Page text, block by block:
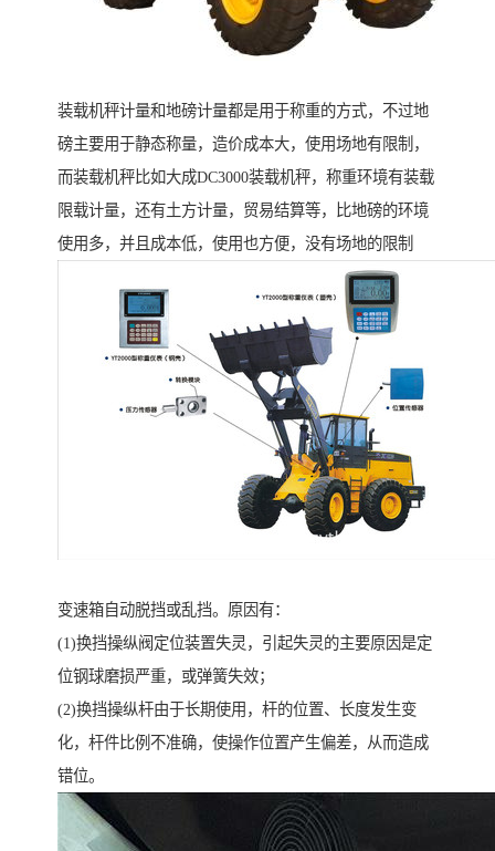
装载机秤计量和地磅计量都是用于称重的方式，不过地
磅主要用于静态称量，造价成本大，使用场地有限制，
而装载机秤比如大成DC3000装载机秤，称重环境有装载
限载计量，还有土方计量，贸易结算等，比地磅的环境
使用多，并且成本低，使用也方便，没有场地的限制
变速箱自动脱挡或乱挡。原因有：
(1)换挡操纵阀定位装置失灵，引起失灵的主要原因是定
位钢球磨损严重，或弹簧失效；
(2)换挡操纵杆由于长期使用，杆的位置、长度发生变
化，杆件比例不准确，使操作位置产生偏差，从而造成
错位。